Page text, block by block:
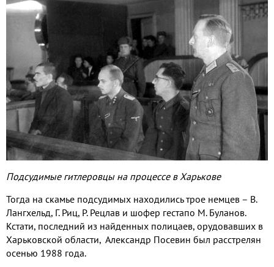
Подсудимые гитлеровцы на процессе в Харькове
Тогда на скамье подсудимых находились трое немцев – В.
Лангхельд, Г. Риц, Р. Рецлав и шофер гестапо М. Буланов.
Кстати, последний из найденных полицаев, орудовавших в
Харьковской области, Александр Посевин был расстрелян
осенью 1988 года.